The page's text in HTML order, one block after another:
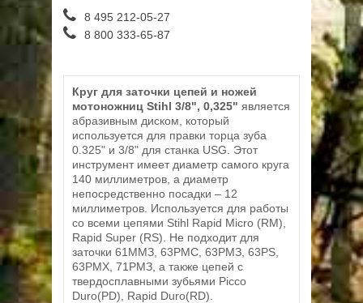
8 495 212-05-27
8 800 333-65-87
Круг для заточки цепей и ножей
мотоножниц Stihl 3/8", 0,325" является
абразивным диском, который
используется для правки торца зуба
0.325" и 3/8" для станка USG. Этот
инструмент имеет диаметр самого круга
140 миллиметров, а диаметр
непосредственно посадки – 12
миллиметров. Используется для работы
со всеми цепями Stihl Rapid Micro (RM),
Rapid Super (RS). Не подходит для
заточки 61ММЗ, 63РМС, 63РМЗ, 63PS,
63PMX, 71РМЗ, а также цепей с
твердосплавными зубьями Picco
Duro(PD), Rapid Duro(RD).